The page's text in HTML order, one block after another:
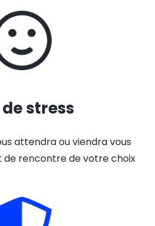
de stress
attendra ou viendra vous
rencontre de votre choix